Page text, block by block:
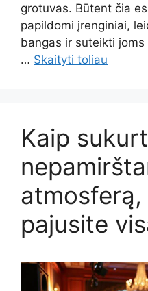
grotuvas. Būtent čia
papildomi įrenginiai,
bangas ir suteikti
… Skaityti toliau
Kaip
atmosferą,
pajusite